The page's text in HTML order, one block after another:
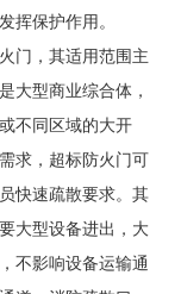
挥保护作用。
门，其适用范围主
大型商业综合体，
不同区域的大开
求，超标防火门可
快速疏散要求。其
大型设备进出，大
不影响设备运输通